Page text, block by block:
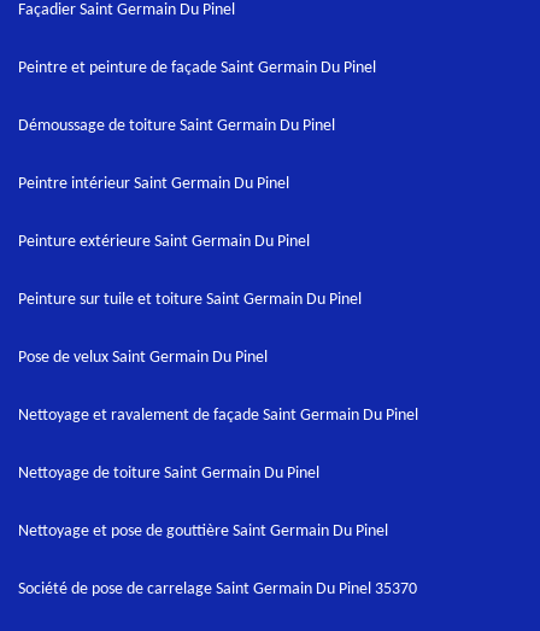
Façadier Saint Germain Du Pinel
Peintre et peinture de façade Saint Germain Du Pinel
Démoussage de toiture Saint Germain Du Pinel
Peintre intérieur Saint Germain Du Pinel
Peinture extérieure Saint Germain Du Pinel
Peinture sur tuile et toiture Saint Germain Du Pinel
Pose de velux Saint Germain Du Pinel
Nettoyage et ravalement de façade Saint Germain Du Pinel
Nettoyage de toiture Saint Germain Du Pinel
Nettoyage et pose de gouttière Saint Germain Du Pinel
Société de pose de carrelage Saint Germain Du Pinel 35370